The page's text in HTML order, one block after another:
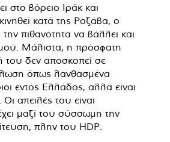
στο βόρειο Ιράκ και
κατά της Ροζάβα, ο
την πιθανότητα να βάλλει και
Μάλιστα, η πρόσφατη
του δεν αποσκοπεί σε
όπως λανθασμένα
εντός Ελλάδος, αλλά είναι
απειλές του είναι
μαζί του σύσσωμη την
πλην του HDP.